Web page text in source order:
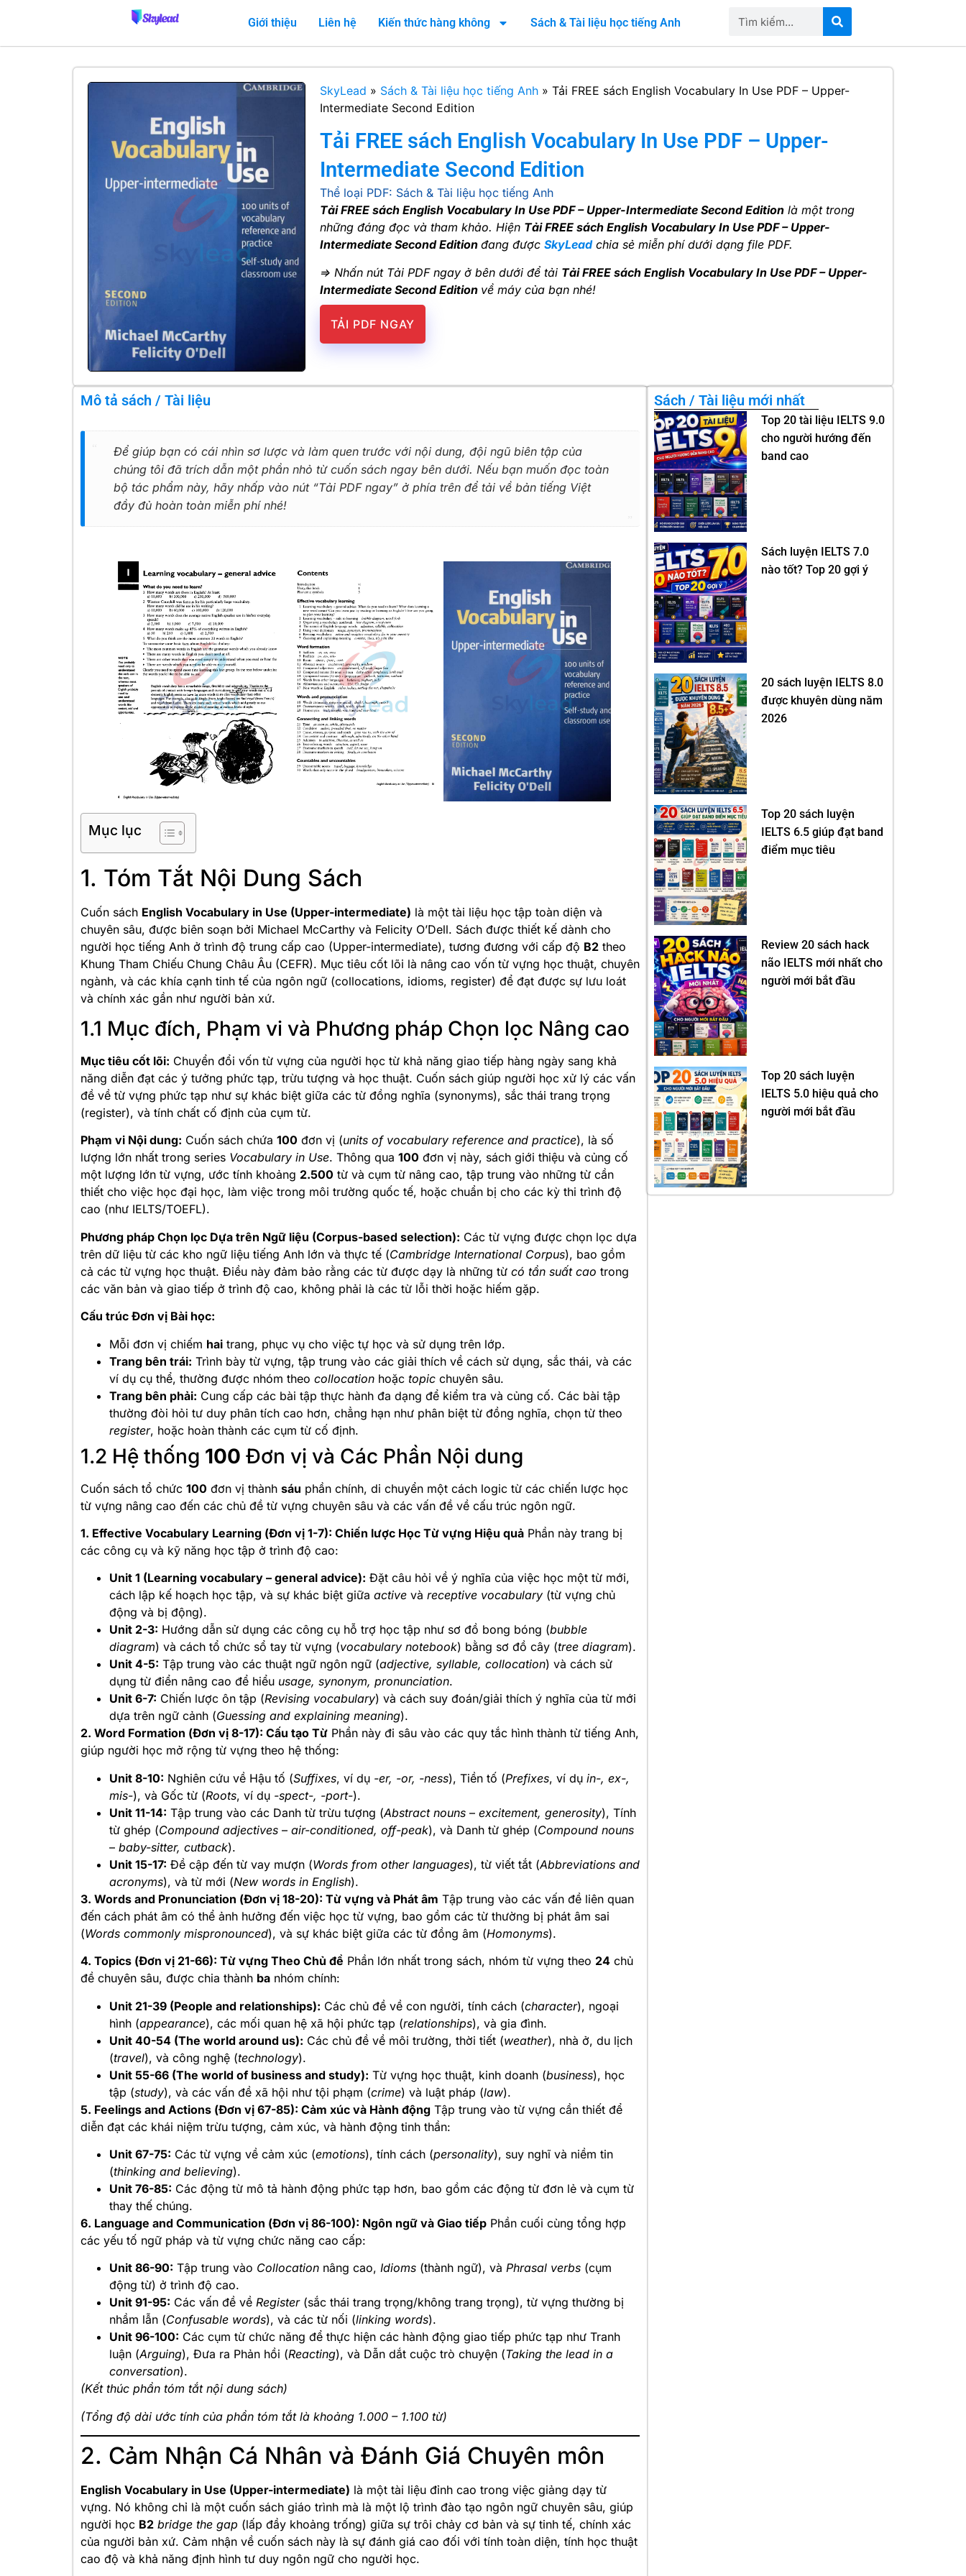
Giới thiệu Liên hệ Kiến thức hàng không Sách & Tài liệu học tiếng Anh
SkyLead » Sách & Tài liệu học tiếng Anh» Tải FREE sách English Vocabulary In Use PDF – Upper-
Intermediate Second Edition
Tải FREE sách English Vocabulary In Use PDF – Upper-
Intermediate Second Edition
Thể loại PDF: Sách & Tài liệu học tiếng Anh
Tải FREE sách English Vocabulary In Use PDF – Upper-Intermediate Second Editionlà một trong
những đáng đọc và tham khảo. Hiện Tải FREE sách English Vocabulary In Use PDF – Upper-
Intermediate Second Edition đang được SkyLeadchia sẻ miễn phí dưới dạng file PDF.
=> Nhấn nút Tải PDF ngay ở bên dưới để tải Tải FREE sách English Vocabulary In Use PDF – Upper-
Intermediate Second Edition về máy của bạn nhé!
TẢI PDF NGAY
Mô tả sách / Tài liệu
Để giúp bạn có cái nhìn sơ lược và làm quen trước với nội dung, đội ngũ biên tập của
chúng tôi đã trích dẫn một phần nhỏ từ cuốn sách ngay bên dưới. Nếu bạn muốn đọc toàn
bộ tác phẩm này, hãy nhấp vào nút “Tải PDF ngay” ở phía trên để tải về bản tiếng Việt
đầy đủ hoàn toàn miễn phí nhé!
Mục lục
1. Tóm Tắt Nội Dung Sách
Cuốn sách English Vocabulary in Use (Upper-intermediate) là một tài liệu học tập toàn diện và
chuyên sâu, được biên soạn bởi Michael McCarthy và Felicity O’Dell. Sách được thiết kế dành cho
người học tiếng Anh ở trình độ trung cấp cao (Upper-intermediate), tương đương với cấp độ B2 theo
Khung Tham Chiếu Chung Châu Âu (CEFR). Mục tiêu cốt lõi là nâng cao vốn từ vựng học thuật, chuyên
ngành, và các khía cạnh tinh tế của ngôn ngữ (collocations, idioms, register) để đạt được sự lưu loát
và chính xác gần như người bản xứ.
1.1 Mục đích, Phạm vi và Phương pháp Chọn lọc Nâng cao
Mục tiêu cốt lõi: Chuyển đổi vốn từ vựng của người học từ khả năng giao tiếp hàng ngày sang khả
năng diễn đạt các ý tưởng phức tạp, trừu tượng và học thuật. Cuốn sách giúp người học xử lý các vấn
đề về từ vựng phức tạp như sự khác biệt giữa các từ đồng nghĩa (synonyms), sắc thái trang trọng
(register), và tính chất cố định của cụm từ.
Phạm vi Nội dung: Cuốn sách chứa 100 đơn vị (units of vocabulary reference and practice), là số
lượng lớn nhất trong series Vocabulary in Use. Thông qua 100 đơn vị này, sách giới thiệu và củng cố
một lượng lớn từ vựng, ước tính khoảng 2.500 từ và cụm từ nâng cao, tập trung vào những từ cần
thiết cho việc học đại học, làm việc trong môi trường quốc tế, hoặc chuẩn bị cho các kỳ thi trình độ
cao (như IELTS/TOEFL).
Phương pháp Chọn lọc Dựa trên Ngữ liệu (Corpus-based selection): Các từ vựng được chọn lọc dựa
trên dữ liệu từ các kho ngữ liệu tiếng Anh lớn và thực tế (Cambridge International Corpus), bao gồm
cả các từ vựng học thuật. Điều này đảm bảo rằng các từ được dạy là những từ có tần suất cao trong
các văn bản và giao tiếp ở trình độ cao, không phải là các từ lỗi thời hoặc hiếm gặp.
Cấu trúc Đơn vị Bài học:
Mỗi đơn vị chiếm hai trang, phục vụ cho việc tự học và sử dụng trên lớp.
Trang bên trái: Trình bày từ vựng, tập trung vào các giải thích về cách sử dụng, sắc thái, và các
ví dụ cụ thể, thường được nhóm theo collocation hoặc topic chuyên sâu.
Trang bên phải: Cung cấp các bài tập thực hành đa dạng để kiểm tra và củng cố. Các bài tập
thường đòi hỏi tư duy phân tích cao hơn, chẳng hạn như phân biệt từ đồng nghĩa, chọn từ theo
register, hoặc hoàn thành các cụm từ cố định.
1.2 Hệ thống 100 Đơn vị và Các Phần Nội dung
Cuốn sách tổ chức 100 đơn vị thành sáu phần chính, di chuyển một cách logic từ các chiến lược học
từ vựng nâng cao đến các chủ đề từ vựng chuyên sâu và các vấn đề về cấu trúc ngôn ngữ.
1. Effective Vocabulary Learning (Đơn vị 1-7): Chiến lược Học Từ vựng Hiệu quả Phần này trang bị
các công cụ và kỹ năng học tập ở trình độ cao:
Unit 1 (Learning vocabulary – general advice): Đặt câu hỏi về ý nghĩa của việc học một từ mới,
cách lập kế hoạch học tập, và sự khác biệt giữa active và receptive vocabulary (từ vựng chủ
động và bị động).
Unit 2-3: Hướng dẫn sử dụng các công cụ hỗ trợ học tập như sơ đồ bong bóng (bubble
diagram) và cách tổ chức sổ tay từ vựng (vocabulary notebook) bằng sơ đồ cây (tree diagram).
Unit 4-5: Tập trung vào các thuật ngữ ngôn ngữ (adjective, syllable, collocation) và cách sử
dụng từ điển nâng cao để hiểu usage, synonym, pronunciation.
Unit 6-7: Chiến lược ôn tập (Revising vocabulary) và cách suy đoán/giải thích ý nghĩa của từ mới
dựa trên ngữ cảnh (Guessing and explaining meaning).
2. Word Formation (Đơn vị 8-17): Cấu tạo Từ Phần này đi sâu vào các quy tắc hình thành từ tiếng Anh,
giúp người học mở rộng từ vựng theo hệ thống:
Unit 8-10: Nghiên cứu về Hậu tố (Suffixes, ví dụ -er, -or, -ness), Tiền tố (Prefixes, ví dụ in-, ex-,
mis-), và Gốc từ (Roots, ví dụ -spect-, -port-).
Unit 11-14: Tập trung vào các Danh từ trừu tượng (Abstract nouns – excitement, generosity), Tính
từ ghép (Compound adjectives – air-conditioned, off-peak), và Danh từ ghép (Compound nouns
– baby-sitter, cutback).
Unit 15-17: Đề cập đến từ vay mượn (Words from other languages), từ viết tắt (Abbreviations and
acronyms), và từ mới (New words in English).
3. Words and Pronunciation (Đơn vị 18-20): Từ vựng và Phát âm Tập trung vào các vấn đề liên quan
đến cách phát âm có thể ảnh hưởng đến việc học từ vựng, bao gồm các từ thường bị phát âm sai
(Words commonly mispronounced), và sự khác biệt giữa các từ đồng âm (Homonyms).
4. Topics (Đơn vị 21-66): Từ vựng Theo Chủ đề Phần lớn nhất trong sách, nhóm từ vựng theo 24 chủ
đề chuyên sâu, được chia thành ba nhóm chính:
Unit 21-39 (People and relationships): Các chủ đề về con người, tính cách (character), ngoại
hình (appearance), các mối quan hệ xã hội phức tạp (relationships), và gia đình.
Unit 40-54 (The world around us): Các chủ đề về môi trường, thời tiết (weather), nhà ở, du lịch
(travel), và công nghệ (technology).
Unit 55-66 (The world of business and study): Từ vựng học thuật, kinh doanh (business), học
tập (study), và các vấn đề xã hội như tội phạm (crime) và luật pháp (law).
5. Feelings and Actions (Đơn vị 67-85): Cảm xúc và Hành động Tập trung vào từ vựng cần thiết để
diễn đạt các khái niệm trừu tượng, cảm xúc, và hành động tinh thần:
Unit 67-75: Các từ vựng về cảm xúc (emotions), tính cách (personality), suy nghĩ và niềm tin
(thinking and believing).
Unit 76-85: Các động từ mô tả hành động phức tạp hơn, bao gồm các động từ đơn lẻ và cụm từ
thay thế chúng.
6. Language and Communication (Đơn vị 86-100): Ngôn ngữ và Giao tiếp Phần cuối cùng tổng hợp
các yếu tố ngữ pháp và từ vựng chức năng cao cấp:
Unit 86-90: Tập trung vào Collocation nâng cao, Idioms (thành ngữ), và Phrasal verbs (cụm
động từ) ở trình độ cao.
Unit 91-95: Các vấn đề về Register(sắc thái trang trọng/không trang trọng), từ vựng thường bị
nhầm lẫn (Confusable words), và các từ nối (linking words).
Unit 96-100: Các cụm từ chức năng để thực hiện các hành động giao tiếp phức tạp như Tranh
luận (Arguing), Đưa ra Phản hồi (Reacting), và Dẫn dắt cuộc trò chuyện (Taking the lead in a
conversation).
(Kết thúc phần tóm tắt nội dung sách)
(Tổng độ dài ước tính của phần tóm tắt là khoảng 1.000 – 1.100 từ)
2. Cảm Nhận Cá Nhân và Đánh Giá Chuyên môn
English Vocabulary in Use (Upper-intermediate) là một tài liệu đỉnh cao trong việc giảng dạy từ
vựng. Nó không chỉ là một cuốn sách giáo trình mà là một lộ trình đào tạo ngôn ngữ chuyên sâu, giúp
người học B2 bridge the gap (lấp đầy khoảng trống) giữa sự trôi chảy cơ bản và sự tinh tế, chính xác
của người bản xứ. Cảm nhận về cuốn sách này là sự đánh giá cao đối với tính toàn diện, tính học thuật
cao độ và khả năng định hình tư duy ngôn ngữ cho người học.
Sách / Tài liệu mới nhất
Top 20 tài liệu IELTS 9.0
cho người hướng đến
band cao
Sách luyện IELTS 7.0
nào tốt? Top 20 gợi ý
20 sách luyện IELTS 8.0
được khuyên dùng năm
2026
Top 20 sách luyện
IELTS 6.5 giúp đạt band
điểm mục tiêu
Review 20 sách hack
não IELTS mới nhất cho
người mới bắt đầu
Top 20 sách luyện
IELTS 5.0 hiệu quả cho
người mới bắt đầu